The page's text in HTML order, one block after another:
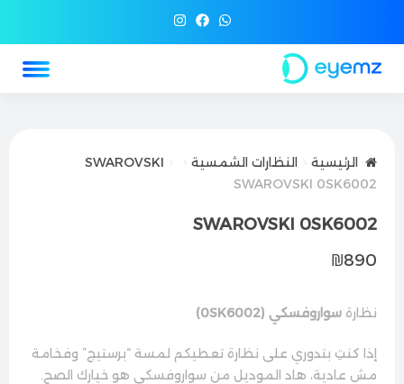
الرئيسية النظارات الشمسية
SWAROVSKI
SWAROVSKI 0SK6002
SWAROVSKI 0SK6002
₪890
نظارة سواروفسكي (0SK6002)
إذا كنتِ بتدوري على نظارة تعطيكم لمسة “برستيج” وفخامة
مش عادية، هاد الموديل من سواروفسكي هو خيارك الصح.